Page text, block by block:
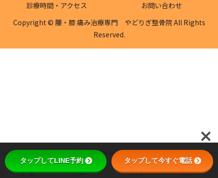
診療時間・アクセス
お問い合わせ
Copyright © 腰・膝 痛み治療専門 やどりぎ整骨院 All Rights
Reserved.
ホーム シェア トップ サイドバー
タップしてLINE予約 タップして今すぐ電話